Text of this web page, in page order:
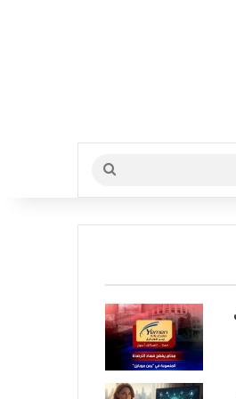
بحث
عن